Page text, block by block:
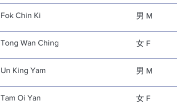
Fok Chin Ki 男 M
Tong Wan Ching 女 F
Un King Yam 男 M
Tam Oi Yan 女 F